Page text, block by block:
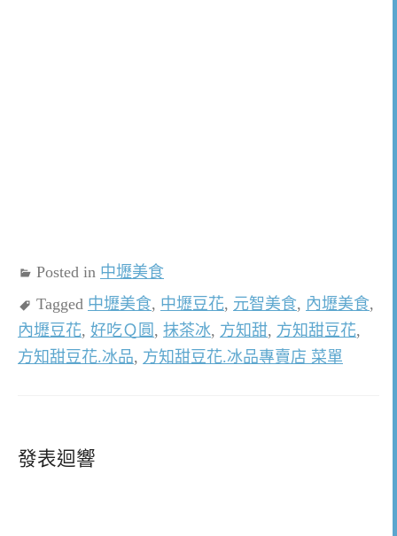
Posted in 中壢美食
Tagged 中壢美食, 中壢豆花, 元智美食, 內壢美食,
內壢豆花, 好吃Ｑ圓 , 抹茶冰, 方知甜, 方知甜豆花,
方知甜豆花.冰品, 方知甜豆花.冰品專賣店 菜單
發表迴響